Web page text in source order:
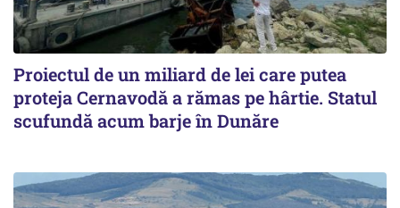
Proiectul de un miliard de lei care putea
proteja Cernavodă a rămas pe hârtie. Statul
scufundă acum barje în Dunăre